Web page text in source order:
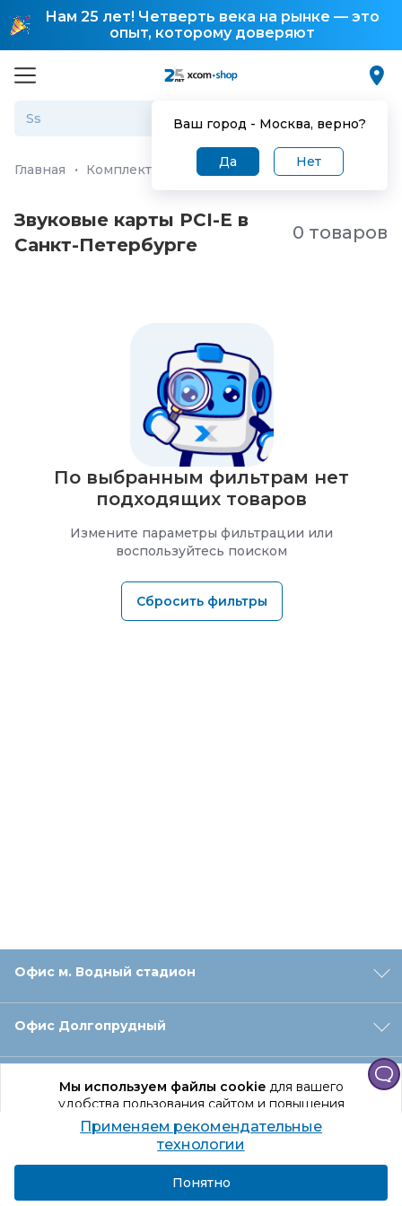
Нам 25 лет! Четверть века на рынке — это
опыт, которому доверяют
Ваш город - Москва, верно?
Да Нет
Мы используем файлы cookieдля вашего
удобства пользования сайтом и повышения
качества рекомендаций.
Продолжая использование сайта, вы даете
согласие на обработку персональных данных
Главная · Комплектующие для ПК и ноутбуков
Звуковые карты PCI-E в
Санкт-Петербургe
0 товаров
По выбранным фильтрам нет
подходящих товаров
Измените параметры фильтрации или
воспользуйтесь поиском
Сбросить фильтры
Офис м. Водный стадион
Офис Долгопрудный
Офис Санкт‑Петербург
Оформление заказа
Применяем рекомендательные
технологии
Понятно